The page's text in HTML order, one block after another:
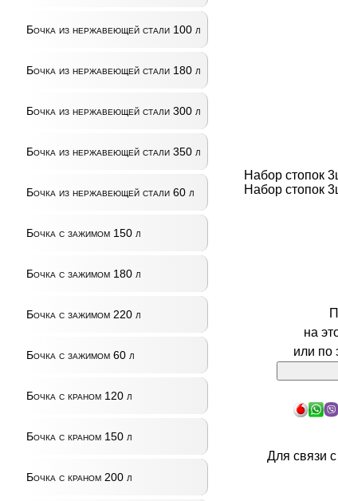
Бочка из нержавеющей стали 100 л
Бочка из нержавеющей стали 180 л
Бочка из нержавеющей стали 300 л
Бочка из нержавеющей стали 350 л
Бочка из нержавеющей стали 60 л
Бочка с зажимом 150 л
Бочка с зажимом 180 л
Бочка с зажимом 220 л
Бочка с зажимом 60 л
Бочка с краном 120 л
Бочка с краном 150 л
Бочка с краном 200 л
Набор стопок
Набор стопок
на
или по
Для связи